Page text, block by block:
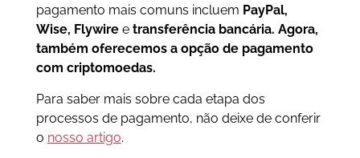
pagamento mais comuns incluem PayPal,
Wise, Flywiree transferência bancária. Agora,
também oferecemos a opção de pagamento
com criptomoedas.
Para saber mais sobre cada etapa dos
processos de pagamento, não deixe de conferir
o nosso artigo.